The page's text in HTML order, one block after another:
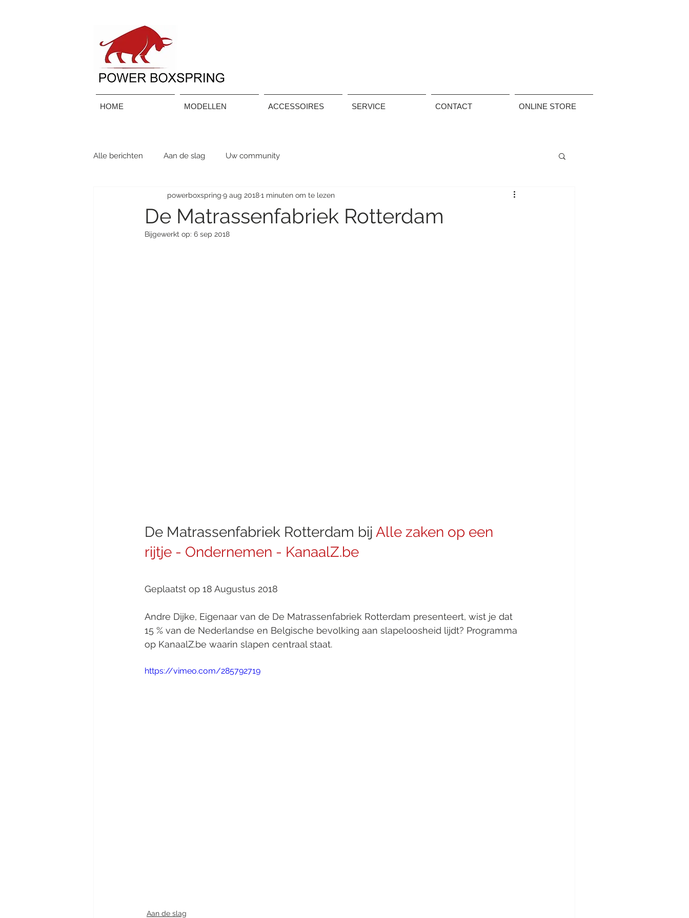
HOME MODELLEN ACCESSOIRES SERVICE CONTACT ONLINE STORE
Alle berichten Aan de slag Uw community
De Matrassenfabriek Rotterdam
powerboxspring 9 aug 20181 minuten om te lezen
Bijgewerkt op: 6 sep 2018
De Matrassenfabriek Rotterdam bij Alle zaken op een
rijtje - Ondernemen - KanaalZ.be
Geplaatst op 18 Augustus 2018
Andre Dijke, Eigenaar van de De Matrassenfabriek Rotterdam presenteert, wist je dat
15 % van de Nederlandse en Belgische bevolking aan slapeloosheid lijdt? Programma
op KanaalZ.be waarin slapen centraal staat.
https://vimeo.com/285792719
Aan de slag